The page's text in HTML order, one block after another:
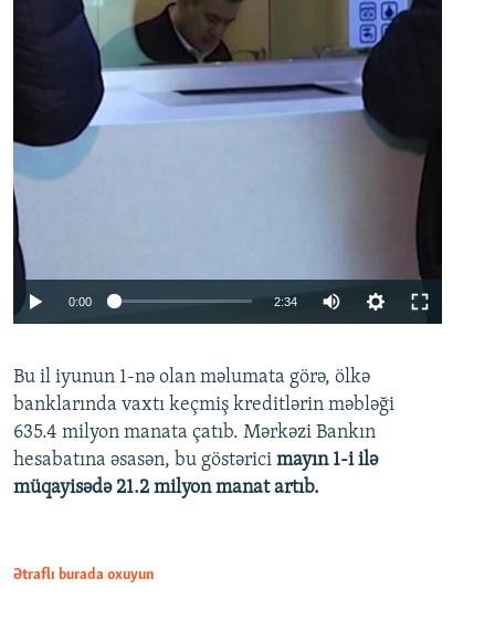
0:00 2:34
360p
480p
720p
Bu il iyunun 1-nə olan məlumata görə, ölkə
banklarında vaxtı keçmiş kreditlərin məbləği
635.4 milyon manata çatıb. Mərkəzi Bankın
hesabatına əsasən, bu göstərici mayın 1-i ilə
müqayisədə 21.2 milyon manat artıb.
Ətraflı burada oxuyun